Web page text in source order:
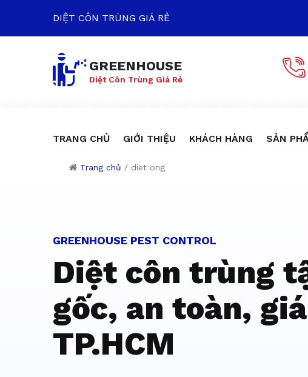
DIỆT CÔN TRÙNG GIÁ RẺ
GREENHOUSE
Diệt Côn Trùng Giá Rẻ
TRANG CHỦ GIỚI THIỆU KHÁCH HÀNG SẢN
Trang chủ / diet ong
GREENHOUSE PEST CONTROL
Diệt côn trùng
gốc, an toàn,
TP.HCM